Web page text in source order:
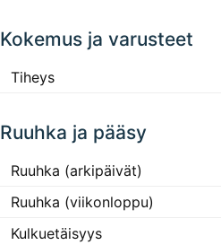
Kokemus ja varusteet
Tiheys
Ruuhka ja pääsy
Ruuhka (arkipäivät)
Ruuhka (viikonloppu)
Kulkuetäisyys